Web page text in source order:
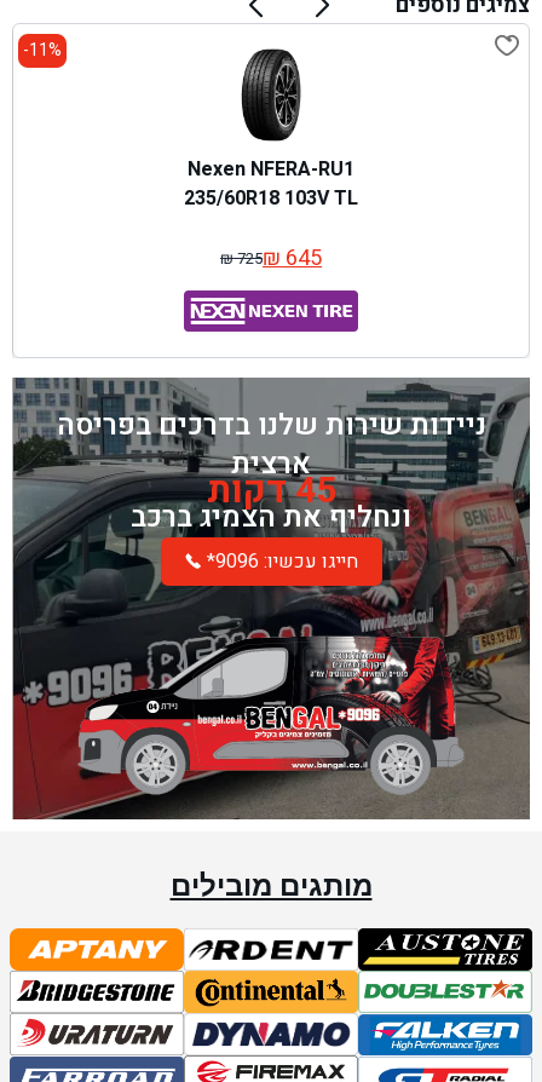
11%-
Nexen NFERA-RU1
235/60R18 103V TL
₪725
המחיר
המקורי
היה:
₪ 725.
₪645 המחיר
הנוכחי
הוא:
₪ 645.
ניידות שירות שלנו בדרכים בפריסה
ארצית
45 דקות
ונחליף את הצמיג ברכב
*חייגו עכשיו: 9096
מותגים מובילים